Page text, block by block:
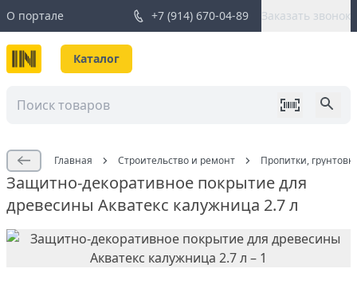
О портале +7 (914) 670-04-89 Заказать звонок
Каталог
Главная Строительство и ремонт Пропитки,
Защитно-декоративное покрытие для
древесины Акватекс калужница 2.7 л